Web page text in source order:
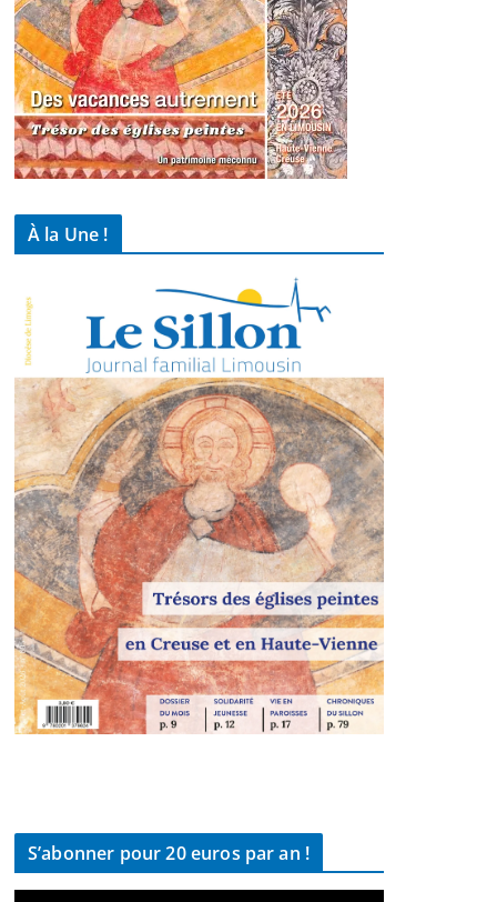
À la Une !
S’abonner pour 20 euros par an !